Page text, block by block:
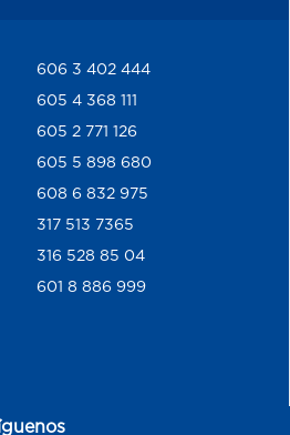
606 3 402 444
605 4 368 111
605 2 771 126
605 5 898 680
608 6 832 975
317 513 7365
316 528 85 04
601 8 886 999